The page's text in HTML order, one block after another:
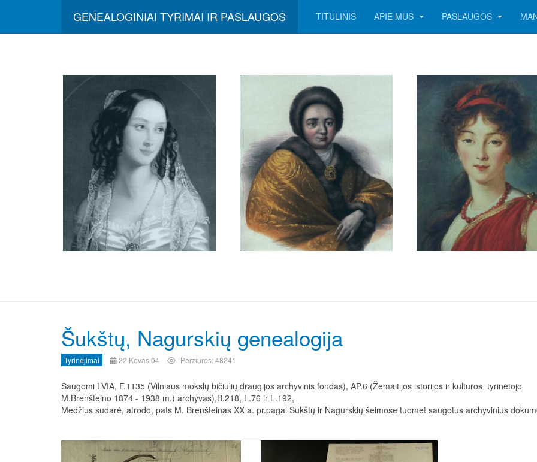
GENEALOGINIAI TYRIMAI IR PASLAUGOS
TITULINIS
APIE MUS PASLAUGOS
JUSUPOVA
NATALIJA
NARYŠKINA
Šukštų, Nagurskių genealogija
Tyrinėjimai 22 Kovas 04 Peržiūros: 48241
Saugomi LVIA, F.1135 (Vilniaus mokslų bičiulių draugijos archyvinis fondas), AP.6 (Žemaitijos istorijos ir kultūros tyrinėtojo
M.Brenšteino 1874 - 1938 m.) archyvas),B.218, L.76 ir L.192,
Medžius sudarė, atrodo, pats M. Brenšteinas XX a. pr.pagal Šukštų ir Nagurskių šeimose tuomet saugotus archyvinius